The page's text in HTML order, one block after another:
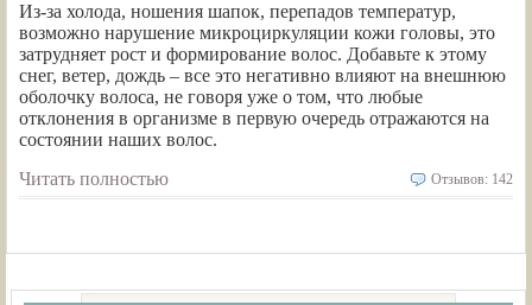
Из-за холода, ношения шапок, перепадов температур,
возможно нарушение микроциркуляции кожи головы, это
затрудняет рост и формирование волос. Добавьте к этому
снег, ветер, дождь – все это негативно влияют на внешнюю
оболочку волоса, не говоря уже о том, что любые
отклонения в организме в первую очередь отражаются на
состоянии наших волос.
Читать полностью
Отзывов: 142